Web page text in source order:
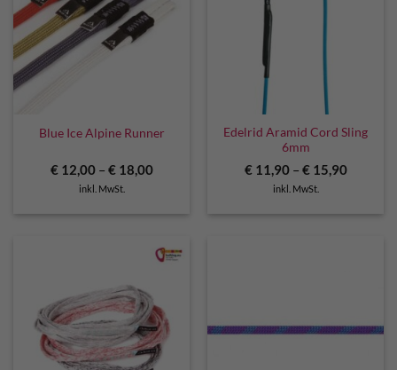
Blue Ice Alpine Runner
€12,00– €18,00
inkl. MwSt.
Edelrid Aramid Cord Sling
6mm
€11,90– €15,90
inkl. MwSt.